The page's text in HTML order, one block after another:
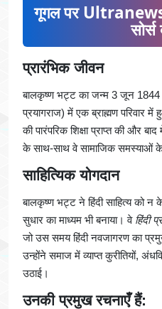
गूगल पर
सोर्स
प्रारंभिक जीवन
बालकृष्ण भट्ट का जन्म 3 जून 1844
प्रयागराज) में एक ब्राह्मण परिवार
की पारंपरिक शिक्षा प्राप्त की और
के साथ-साथ वे सामाजिक समस्याओं
साहित्यिक योगदान
बालकृष्ण भट्ट ने हिंदी साहित्य को
सुधार का माध्यम भी बनाया। वे हिंदी
जो उस समय हिंदी नवजागरण का
उन्होंने समाज में व्याप्त कुरीतियों,
उठाई।
उनकी प्रमुख रचनाएँ हैं: